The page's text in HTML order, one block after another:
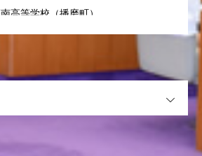
高等学校（播磨町）